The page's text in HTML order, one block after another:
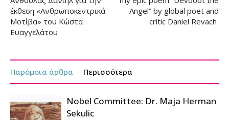
έκθεση «Ανθρωποκεντρικά
Μοτίβα» του Κώστα
Ευαγγελάτου
Angel” by global poet and
critic Daniel Revach
Παρόμοια άρθρα Περισσότερα
Nobel Committee: Dr. Maja Herman
Sekulic